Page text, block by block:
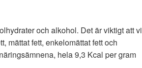
och alkohol. Det är viktigt att vi
mättat fett, enkelomättat fett och
hela 9,3 Kcal per gram